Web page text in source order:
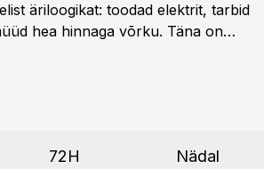
äriloogikat: toodad elektrit, tarbid
hea hinnaga võrku. Täna on
jaoks üheks olulisemaks
72H Nädal